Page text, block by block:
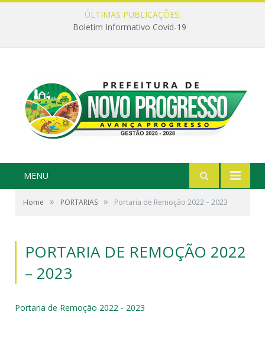
ÚLTIMAS PUBLICAÇÕES:
Boletim Informativo Covid-19
MENU
Home » PORTARIAS » Portaria de Remoção 2022 – 2023
PORTARIA DE REMOÇÃO 2022
– 2023
Portaria de Remoção 2022 - 2023